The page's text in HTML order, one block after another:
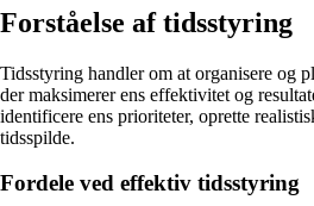
Forståelse af tidsstyring
Tidsstyring handler om at organisere og
der maksimerer ens effektivitet og
identificere ens prioriteter, oprette
tidsspilde.
Fordele ved effektiv tidsstyring